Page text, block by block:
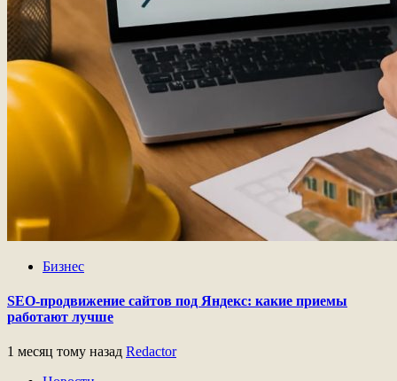
Бизнес
SEO-продвижение сайтов под Яндекс: какие приемы
работают лучше
1 месяц тому назад Redactor